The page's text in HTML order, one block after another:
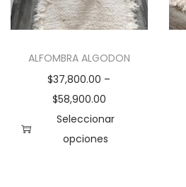
ALFOMBRA ALGODON
$37,800.00 –
$58,900.00
Seleccionar
opciones